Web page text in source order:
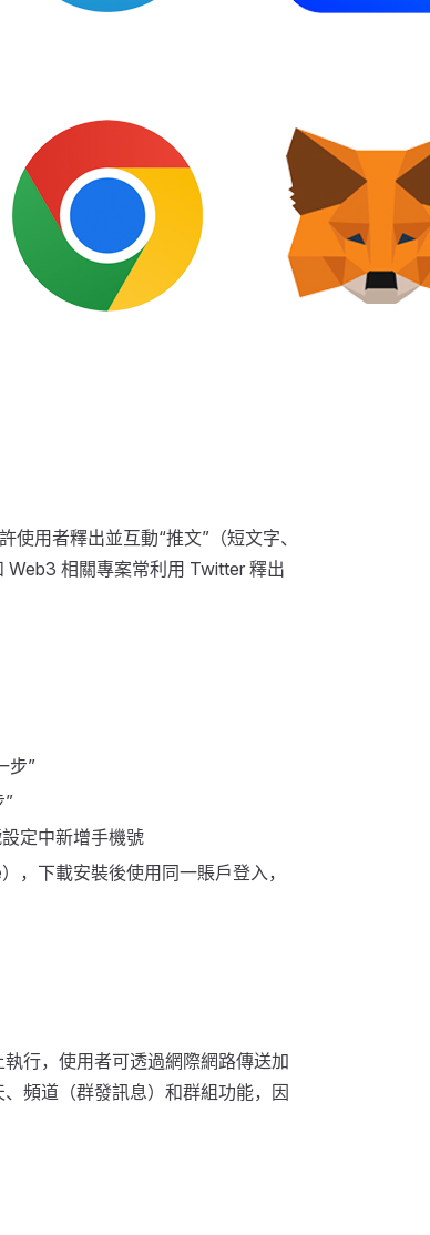
用者釋出並互動“推文”（短文字、
相關專案常利用 Twitter 釋出
步”
定中新增手機號
，下載安裝後使用同一賬戶登入，
行，使用者可透過網際網路傳送加
頻道（群發訊息）和群組功能，因